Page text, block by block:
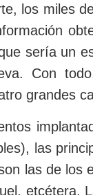
los miles
sería un
Con
grandes
las
las de los
etcétera.